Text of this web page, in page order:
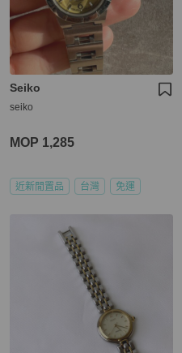
Seiko
seiko
MOP 1,285
近新閒置品 台灣 免運